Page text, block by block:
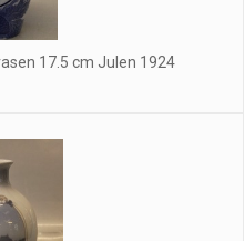
17.5 cm Julen 1924